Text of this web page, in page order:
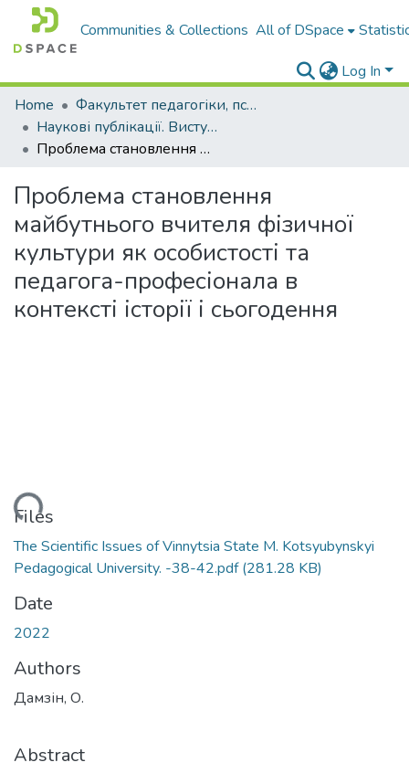
Communities & Collections All of DSpace
Log In
Home
Факультет педагогіки, психології і професійної освіти
Наукові публікації. Виступи
Проблема становлення майбутнього вчителя фізичної культури як особистості та педагога-професіонала в контексті історії і сьогодення
Проблема становлення
майбутнього вчителя фізичної
культури як особистості та
педагога-професіонала в
контексті історії і сьогодення
Files
The Scientific Issues of Vinnytsia State M. Kotsyubynskyi
Pedagogical University. -38-42.pdf(281.28 KB)
Date
2022
Authors
Дамзін, О.
Abstract